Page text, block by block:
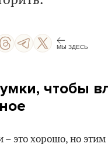
МЫ ЗДЕСЬ
чтобы
это хорошо, но этим